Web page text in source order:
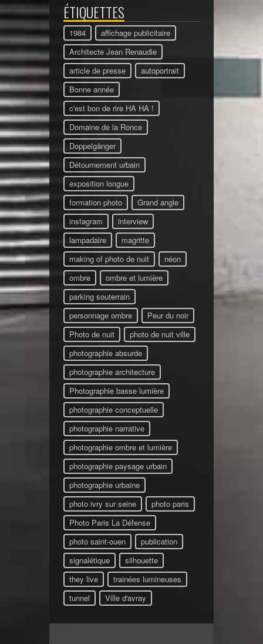
ÉTIQUETTES
1984
affichage publicitaire
Architecte Jean Renaudie
article de presse
autoportrait
Bonne année
c'est bon de rire HA HA !
Domaine de la Ronce
Doppelgänger
Détournement urbain
exposition longue
formation photo
Grand angle
instagram
interview
lampadaire
magritte
making of photo de nuit
néon
ombre
ombre et lumière
parking souterrain
personnage ombre
Peur du noir
Photo de nuit
photo de nuit ville
photographie absurde
photographie architecture
Photographie basse lumière
photographie conceptuelle
photographie narrative
photographie ombre et lumière
photographie paysage urbain
photographie urbaine
photo ivry sur seine
photo paris
Photo Paris La Défense
photo saint-ouen
publication
signalétique
silhouette
they live
trainées lumineuses
tunnel
Ville d'avray